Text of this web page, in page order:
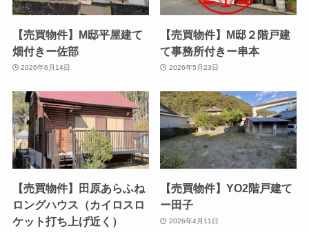
【売買物件】M邸平屋建て
畑付きー佐部
2026年6月14日
【売買物件】M邸２階戸建
て事務所付きー串本
2026年5月23日
【売買物件】田原あらふね
ロングハウス（カイロスロ
ケット打ち上げ近く）
【売買物件】YO2階戸建て
ー田子
2026年4月11日